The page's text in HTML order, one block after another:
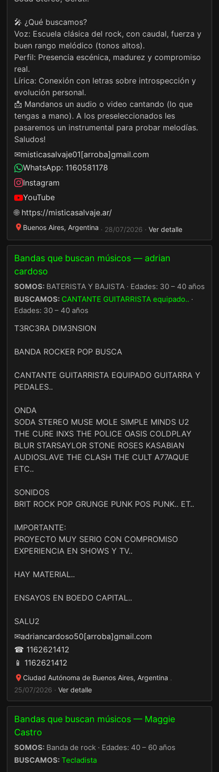
🎤 ¿Qué buscamos?
Voz: Escuela clásica del rock, con caudal, fuerza y
buen rango melódico (tonos altos).
Perfil: Presencia escénica, madurez y compromiso
real.
Lírica: Conexión con letras sobre introspección y
evolución personal.
📩 Mandanos un audio o video cantando (lo que
tengas a mano). A los preseleccionados les
pasaremos un instrumental para probar melodías.
Saludos!
✉misticasalvaje01[arroba]gmail.com
WhatsApp: 1160581178
Instagram
YouTube
🌐 https://misticasalvaje.ar/
Buenos Aires, Argentina · 28/07/2026 · Ver detalle
Bandas que buscan músicos — adrian
cardoso
SOMOS: BATERISTA Y BAJISTA · Edades: 30 – 40 años
BUSCAMOS: CANTANTE GUITARRISTA equipado.. ·
Edades: 30 – 40 años
T3RC3RA DIM3NSION
BANDA ROCKER POP BUSCA
CANTANTE GUITARRISTA EQUIPADO GUITARRA Y
PEDALES..
ONDA
SODA STEREO MUSE MOLE SIMPLE MINDS U2
THE CURE INXS THE POLICE OASIS COLDPLAY
BLUR STARSAYLOR STONE ROSES KASABIAN
AUDIOSLAVE THE CLASH THE CULT A77AQUE
ETC..
SONIDOS
BRIT ROCK POP GRUNGE PUNK POS PUNK.. ET..
IMPORTANTE:
PROYECTO MUY SERIO CON COMPROMISO
EXPERIENCIA EN SHOWS Y TV..
HAY MATERIAL..
ENSAYOS EN BOEDO CAPITAL..
SALU2
✉adriancardoso50[arroba]gmail.com
☎ 1162621412
📱 1162621412
Ciudad Autónoma de Buenos Aires, Argentina ·
25/07/2026 · Ver detalle
Bandas que buscan músicos — Maggie
Castro
SOMOS: Banda de rock · Edades: 40 – 60 años
BUSCAMOS: Tecladista